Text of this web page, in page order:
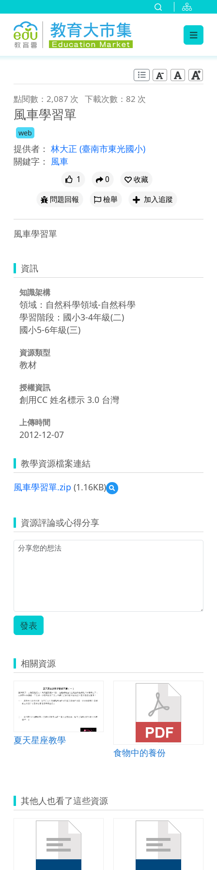
點閱數：2,087 次 下載次數：82 次
風車學習單
web
提供者： 林大正 (臺南市東光國小)
關鍵字： 風車
1 0
收藏
問題回報
檢舉 加入追蹤
風車學習單
資訊
知識架構
領域：自然科學領域-自然科學
學習階段：國小3-4年級(二)
國小5-6年級(三)
資源類型
教材
授權資訊
創用CC 姓名標示 3.0 台灣
上傳時間
2012-12-07
教學資源檔案連結
風車學習單.zip (1.16KB)
預
覽
習
單.zip
資源評論或心得分享
發表
相關資源
夏天星座教學
食物中的養份
其他人也看了這些資源